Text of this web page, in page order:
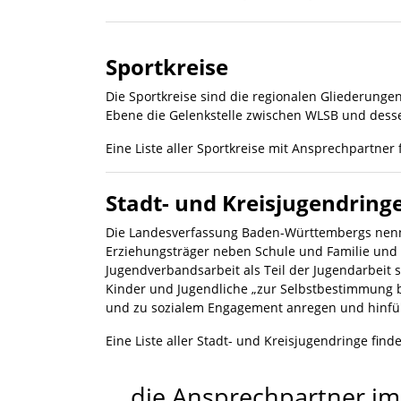
Sportkreise
Die Sportkreise sind die regionalen
Ebene die Gelenkstelle zwischen WLSB und
Eine Liste aller Sportkreise mit Ansprechpartner
Stadt- und
Die Landesverfassung Baden-Württembergs
Erziehungsträger neben Schule und Familie
Jugendverbandsarbeit als Teil der Jugendarbeit
Kinder und Jugendliche „zur
und zu sozialem Engagement anregen und
Eine Liste aller Stadt- und Kreisjugendringe